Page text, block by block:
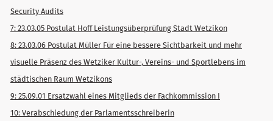
Security Audits
7: 23.03.05 Postulat Hoff Leistungsüberprüfung Stadt Wetzikon
8: 23.03.06 Postulat Müller Für eine bessere Sichtbarkeit und mehr
visuelle Präsenz des Wetziker Kultur-, Vereins- und Sportlebens im
städtischen Raum Wetzikons
9: 25.09.01 Ersatzwahl eines Mitglieds der Fachkommission I
10: Verabschiedung der Parlamentsschreiberin